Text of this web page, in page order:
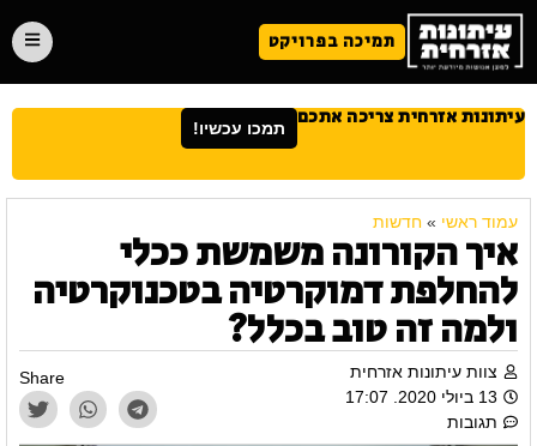
תמיכה בפרויקט
עיתונות אזרחית צריכה אתכם תמכו עכשיו!
עמוד ראשי » חדשות
איך הקורונה משמשת ככלי
להחלפת דמוקרטיה בטכנוקרטיה
ולמה זה טוב בכלל?
צוות עיתונות אזרחית
13 ביולי 2020. 17:07
תגובות
Share